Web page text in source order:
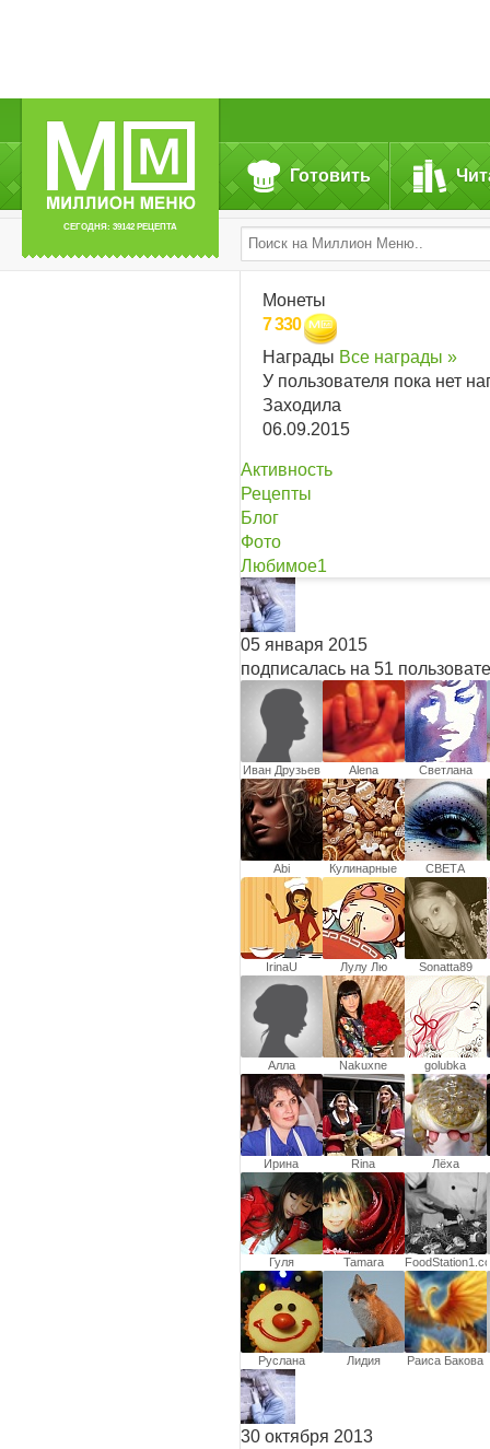
СЕГОДНЯ: 39142 РЕЦЕПТА
Готовить
Монеты
7 330
Награды Все награды »
У пользователя пока нет
Заходила
06.09.2015
Активность
Рецепты
Блог
Фото
Любимое1
05 января 2015
подписалась на 51
Иван Друзьев
Alena
Molebnova
Светлана
Abi
Кулинарные
записки
СВЕТА
IrinaU Лулу Лю Sonatta89
Алла Nakuxne golubka
Ирина Rina Лёха
Гуля
Абдуллаева
Tamara
Shepeleva
Руслана
Лидия
Раиса Бакова
30 октября 2013